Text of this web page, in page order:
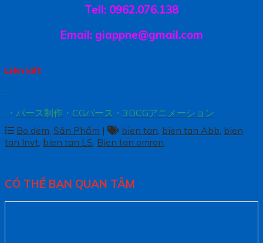
Tell: 0962.076.138
Email: giappne@gmail.com
Liên kết
・ パース制作 ・ CGパース ・ 3DCGアニメーション
Bo dem Sản Phẩm | bien tan bien tan Abb bien
tan Invt bien tan LS Bien tan omron
CÓ THỂ BẠN QUAN TÂM